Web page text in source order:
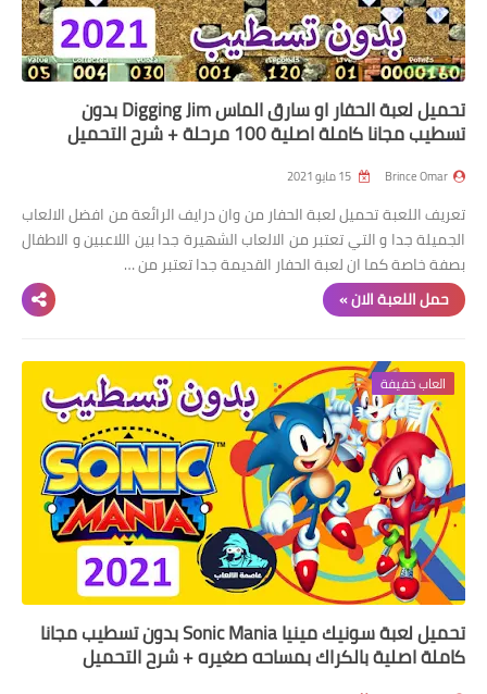
تحميل لعبة الحفار او سارق الماس Digging Jim بدون
تسطيب مجانا كاملة اصلية 100 مرحلة + شرح التحميل
Brince Omar
تعريف اللعبة تحميل لعبة الحفار من وان درايف الرائعة من افضل الالعاب
الجميلة جدا و التي تعتبر من الالعاب الشهيرة جدا بين اللاعبين و الاطفال
بصفة خاصة كما ان لعبة الحفار القديمة جدا تعتبر من …
حمل اللعبة الان »
العاب خفيفة
تحميل لعبة سونيك مينيا Sonic Mania بدون تسطيب مجانا
كاملة اصلية بالكراك بمساحه صغيره + شرح التحميل